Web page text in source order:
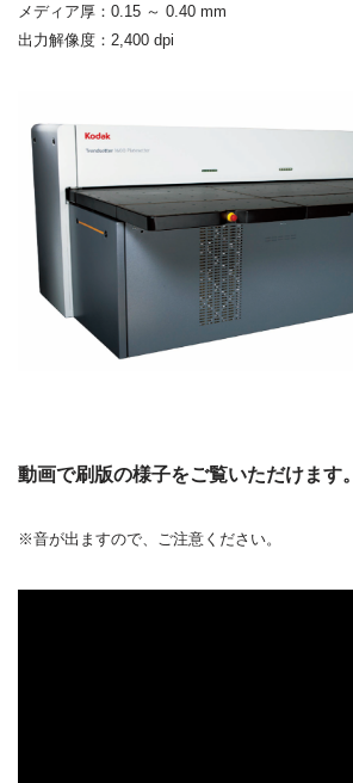
メディア厚：0.15 ～ 0.40 mm
出力解像度：2,400 dpi
動画で刷版の様子をご覧いただけます。
※音が出ますので、ご注意ください。